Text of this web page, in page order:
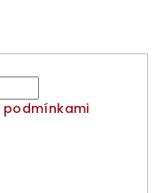
podmínkami